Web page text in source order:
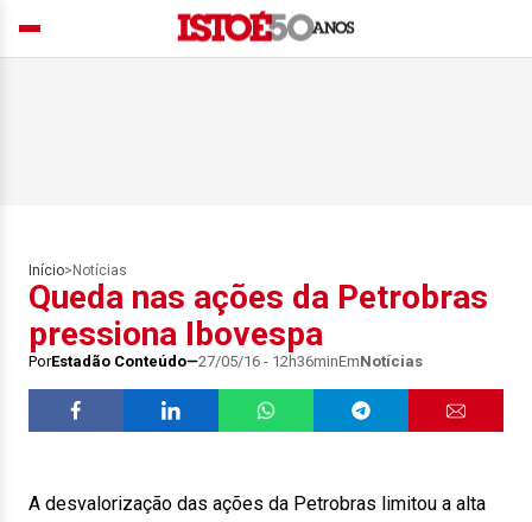
Início> Notícias
Queda nas ações da Petrobras
pressiona Ibovespa
PorEstadão Conteúdo 27/05/16 - 12h36minEmNotícias
A desvalorização das ações da Petrobras limitou a alta